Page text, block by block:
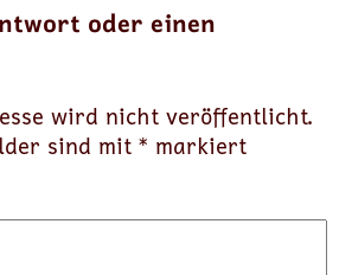
oder einen
wird nicht veröffentlicht.
sind mit * markiert